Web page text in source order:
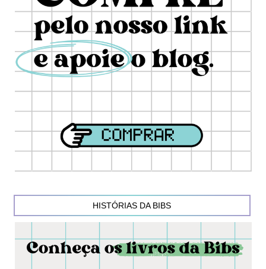
HISTÓRIAS DA BIBS